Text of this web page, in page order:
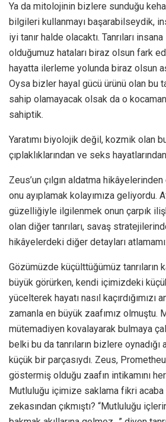
Ya da mitolojinin bizlere sunduğu
bilgileri kullanmayı başarabilseydik,
iyi tanır halde olacaktı. Tanrıları
olduğumuz hataları biraz olsun fark
hayatta ilerleme yolunda biraz olsun
Oysa bizler hayal gücü ürünü olan bu
sahip olamayacak olsak da o
sahiptik.
Yaratımı biyolojik değil, kozmik olan
çıplaklıklarından ve seks
Zeus’un çılgın aldatma
onu ayıplamak kolayımıza geliyordu.
güzelliğiyle ilgilenmek onun çarpık
olan diğer tanrıları, savaş
hikâyelerdeki diğer detayları
Gözümüzde küçülttüğümüz tanrıların
büyük görürken, kendi içimizdeki
yücelterek hayatı nasıl kaçırdığımızı
zamanla en büyük zaafımız olmuştu.
mütemadiyen kovalayarak bulmaya
belki bu da tanrıların bizlere oynadığı
küçük bir parçasıydı. Zeus,
göstermiş olduğu zaafın intikamını
Mutluluğu içimize saklama fikri acaba
zekasından çıkmıştı? “Mutluluğu